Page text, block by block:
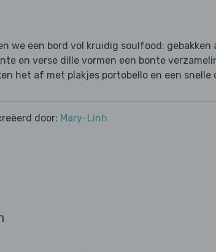
we een bord vol kruidig soulfood: gebakken
en verse dille vormen een bonte
het af met plakjes portobello en een snelle
door: Mary-Linh